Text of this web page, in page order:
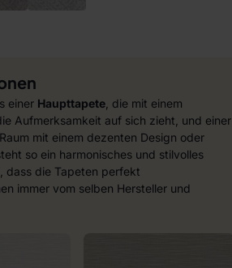
einer Haupttapete , die mit einem
Aufmerksamkeit auf sich zieht, und einer
Raum mit einem dezenten Design oder
so ein harmonisches und stilvolles
dass die Tapeten perfekt
immer vom selben Hersteller und